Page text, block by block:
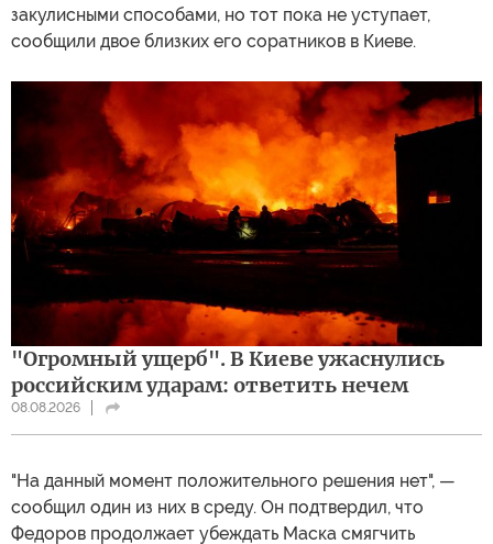
закулисными способами, но тот пока не уступает,
сообщили двое близких его соратников в Киеве.
"Огромный ущерб". В Киеве ужаснулись
российским ударам: ответить нечем
08.08.2026
"На данный момент положительного решения нет", —
сообщил один из них в среду. Он подтвердил, что
Федоров продолжает убеждать Маска смягчить